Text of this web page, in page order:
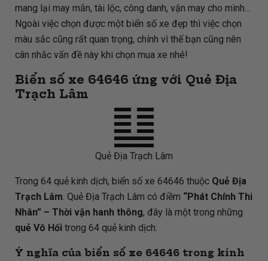
mang lại may mắn, tài lộc, công danh, vận may cho mình…
Ngoài việc chọn được một biển số xe đẹp thì việc chọn
màu sắc cũng rất quan trọng, chính vì thế bạn cũng nên
cân nhắc vấn đề này khi chọn mua xe nhé!
Biển số xe 64646 ứng với Quẻ Địa
Trạch Lâm
Quẻ Địa Trạch Lâm
Trong 64 quẻ kinh dịch, biển số xe 64646 thuộc Quẻ Địa
Trạch Lâm. Quẻ Địa Trạch Lâm có điềm “Phát Chính Thi
Nhân” – Thời vận hanh thông, đây là một trong những
quẻ Vô Hốitrong 64 quẻ kinh dịch.
Ý nghĩa của biển số xe 64646 trong kinh